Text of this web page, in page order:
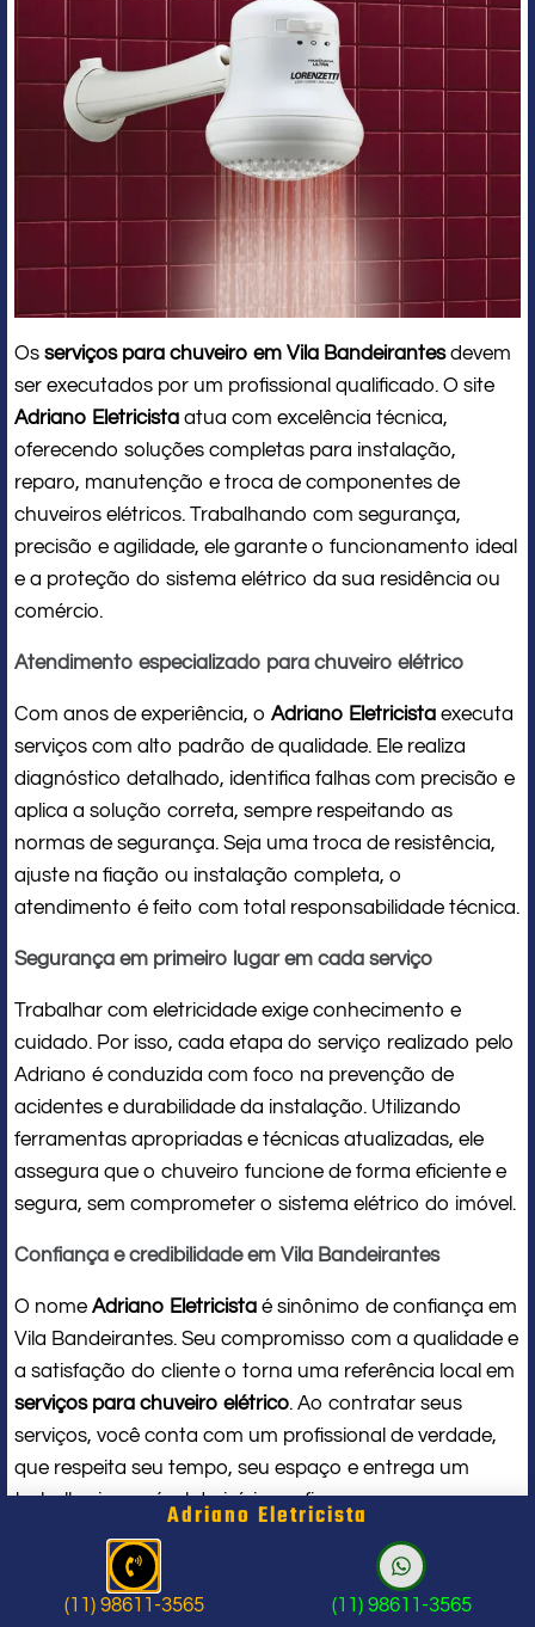
Os serviços para chuveiro em Vila Bandeirantesdevem
ser executados por um profissional qualificado. O site
Adriano Eletricista atua com excelência técnica,
oferecendo soluções completas para instalação,
reparo, manutenção e troca de componentes de
chuveiros elétricos. Trabalhando com segurança,
precisão e agilidade, ele garante o funcionamento ideal
e a proteção do sistema elétrico da sua residência ou
comércio.
Atendimento especializado para chuveiro elétrico
Com anos de experiência, o Adriano Eletricista executa
serviços com alto padrão de qualidade. Ele realiza
diagnóstico detalhado, identifica falhas com precisão e
aplica a solução correta, sempre respeitando as
normas de segurança. Seja uma troca de resistência,
ajuste na fiação ou instalação completa, o
atendimento é feito com total responsabilidade técnica.
Segurança em primeiro lugar em cada serviço
Trabalhar com eletricidade exige conhecimento e
cuidado. Por isso, cada etapa do serviço realizado pelo
Adriano é conduzida com foco na prevenção de
acidentes e durabilidade da instalação. Utilizando
ferramentas apropriadas e técnicas atualizadas, ele
assegura que o chuveiro funcione de forma eficiente e
segura, sem comprometer o sistema elétrico do imóvel.
Confiança e credibilidade em Vila Bandeirantes
O nome Adriano Eletricista é sinônimo de confiança em
Vila Bandeirantes. Seu compromisso com a qualidade e
a satisfação do cliente o torna uma referência local em
serviços para chuveiro elétrico. Ao contratar seus
serviços, você conta com um profissional de verdade,
que respeita seu tempo, seu espaço e entrega um
trabalho impecável do início ao fim.
Problema com chuveiro: sinais que
indicam a hora de chamar um
Adriano Eletricista
(11) 98611-3565 (11) 98611-3565